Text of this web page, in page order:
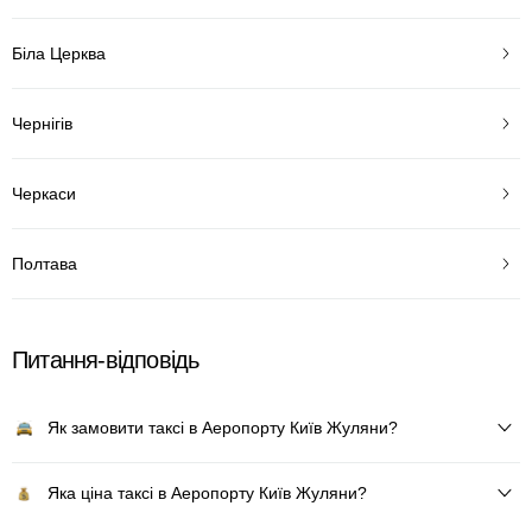
Біла Церква
Чернігів
Черкаси
Полтава
Питання-відповідь
Як замовити таксі в Аеропорту Київ Жуляни?
Яка ціна таксі в Аеропорту Київ Жуляни?